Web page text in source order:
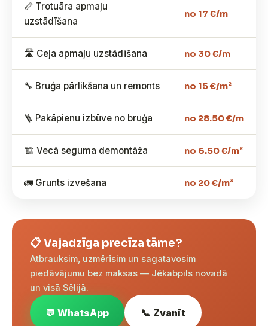
📏 Trotuāra apmaļu
uzstādīšana
no 17 €/m
🛣️ Ceļa apmaļu uzstādīšana no 30 €/m
🔧 Bruģa pārlikšana un remonts no 15 €/m²
🪜 Pakāpienu izbūve no bruģa no 28.50 €/m
🏗️ Vecā seguma demontāža no 6.50 €/m²
🚛 Grunts izvešana no 20 €/m³
📋 Vajadzīga precīza tāme?
Atbrauksim, uzmērīsim un sagatavosim
piedāvājumu bez maksas — Jēkabpils novadā
un visā Sēlijā.
💬 WhatsApp 📞 Zvanīt